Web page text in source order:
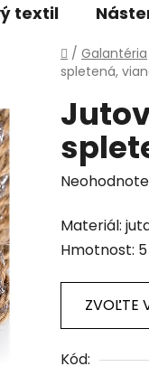
textil
Domov
/ Galantéria
spletená,
Priemerné
produktu
je
0,0
5
hviezdičiek.
Materiál:
Hmotnost:
ZVOĽTE
Kód: